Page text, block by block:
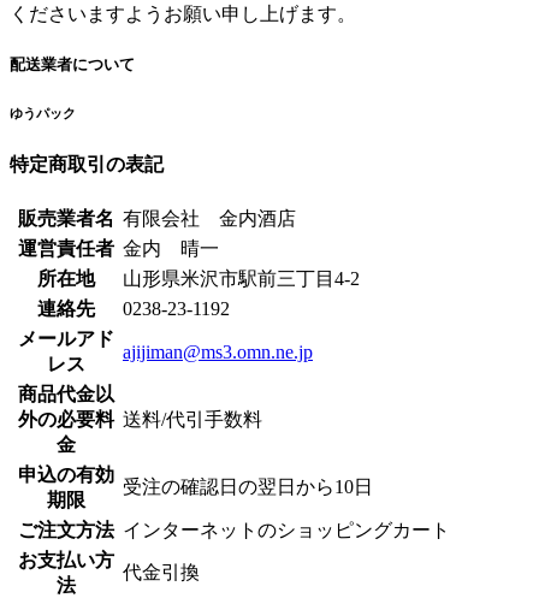
くださいますようお願い申し上げます。
配送業者について
ゆうパック
特定商取引の表記
販売業者名 有限会社 金内酒店
運営責任者 金内 晴一
所在地
山形県米沢市駅前三丁目4-2
連絡先
0238-23-1192
メールアド
レス
ajijiman@ms3.omn.ne.jp
商品代金以
外の必要料
金
送料/代引手数料
申込の有効
期限
受注の確認日の翌日から10日
ご注文方法 インターネットのショッピングカート
お支払い方
法
代金引換